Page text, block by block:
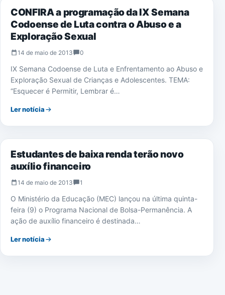
CONFIRA a programação da IX Semana
Codoense de Luta contra o Abuso e a
Exploração Sexual
14 de maio de 2013 0
IX Semana Codoense de Luta e Enfrentamento ao Abuso e
Exploração Sexual de Crianças e Adolescentes. TEMA:
“Esquecer é Permitir, Lembrar é…
Ler notícia
EDUCAÇÃO
Estudantes de baixa renda terão novo
auxílio financeiro
14 de maio de 2013 1
O Ministério da Educação (MEC) lançou na última quinta-
feira (9) o Programa Nacional de Bolsa-Permanência. A
ação de auxílio financeiro é destinada…
Ler notícia